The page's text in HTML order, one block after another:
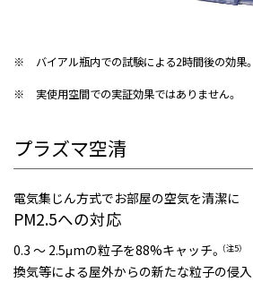
※
バイアル瓶内での試験による2時間後の効果。
※
実使用空間での実証効果ではありません。
プラズマ空清
電気集じん方式でお部屋の空気を清潔に
PM2.5への対応
0.3 ～ 2.5μmの粒子を88%キャッチ。 （注5）
換気等による屋外からの新たな粒子の侵